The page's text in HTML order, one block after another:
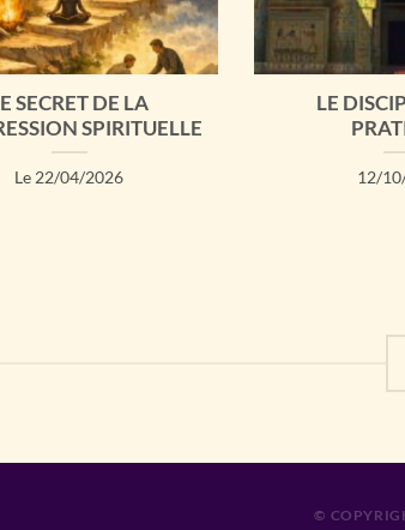
SECRET DE LA
SPIRITUELLE
Le 22/04/2026
LE
12/
©